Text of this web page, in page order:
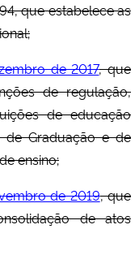
que estabelece as
de 2017, que
de regulação,
de educação
Graduação e de
ensino;
de 2019, que
de atos